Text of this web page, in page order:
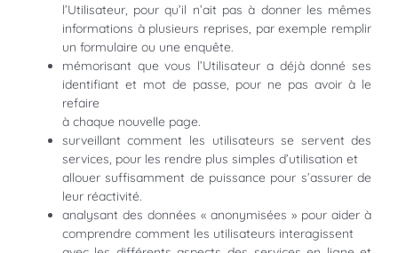
l’Utilisateur, pour qu’il n’ait pas à donner les mêmes
informations à plusieurs reprises, par exemple remplir
un formulaire ou une enquête.
mémorisant que vous l’Utilisateur a déjà donné ses
identifiant et mot de passe, pour ne pas avoir à le
refaire
à chaque nouvelle page.
surveillant comment les utilisateurs se servent des
services, pour les rendre plus simples d’utilisation et
allouer suffisamment de puissance pour s’assurer de
leur réactivité.
analysant des données « anonymisées » pour aider à
comprendre comment les utilisateurs interagissent